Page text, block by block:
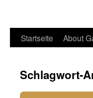
Startseite About
Schlagwort-